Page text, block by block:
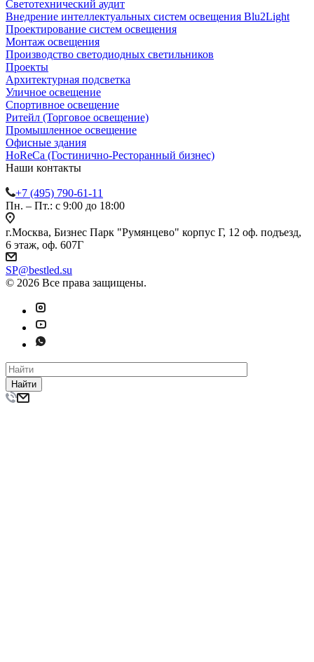
Светотехнический аудит
Внедрение интеллектуальных систем освещения Blu2Light
Проектирование систем освещения
Монтаж освещения
Производство светодиодных светильников
Проекты
Архитектурная подсветка
Уличное освещение
Спортивное освещение
Ритейл (Торговое освещение)
Промышленное освещение
Офисные здания
HoReCa (Гостинично-Ресторанный бизнес)
Наши контакты
+7 (495) 790-61-11
Пн. – Пт.: с 9:00 до 18:00
г.Москва, Бизнес Парк "Румянцево" корпус Г, 12 оф. подъезд,
6 этаж, оф. 607Г
SP@bestled.su
© 2026 Все права защищены.
Найти